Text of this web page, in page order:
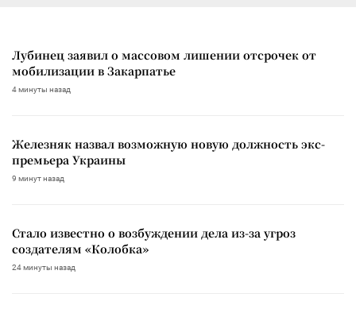
Лубинец заявил о массовом лишении отсрочек от
мобилизации в Закарпатье
4 минуты назад
Железняк назвал возможную новую должность экс-
премьера Украины
9 минут назад
Стало известно о возбуждении дела из-за угроз
создателям «Колобка»
24 минуты назад